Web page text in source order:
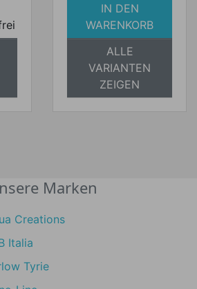
IN DEN
WARENKORB
ALLE
VARIANTEN
ZEIGEN
Marken